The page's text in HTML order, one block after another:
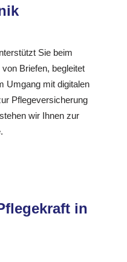
Sie beim
Briefen, begleitet
Umgang mit digitalen
Pflegeversicherung
wir Ihnen zur
in